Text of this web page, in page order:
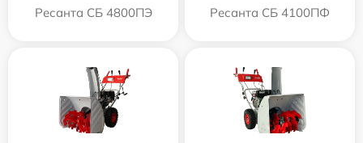
Ресанта СБ 4800ПЭ Ресанта СБ 4100ПФ